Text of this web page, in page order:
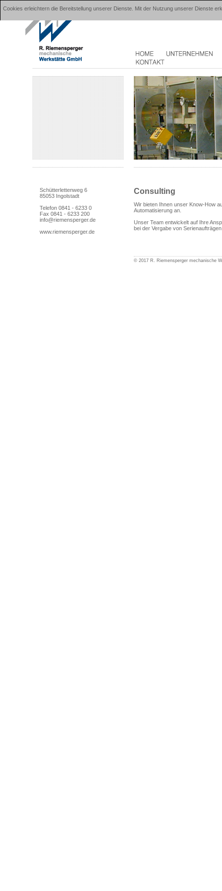
Schütterlettenweg 6
85053 Ingolstadt
Telefon 0841 - 6233 0
Fax 0841 - 6233 200
info@riemensperger.de
www.riemensperger.de
Consulting
Wir bieten Ihnen unser Know-How
Automatisierung an.
Unser Team entwickelt auf Ihre
bei der Vergabe von
© 2017 R. Riemensperger mechanische
Cookies erleichtern die Bereitstellung unserer Dienste. Mit der Nutzung unserer Dienste